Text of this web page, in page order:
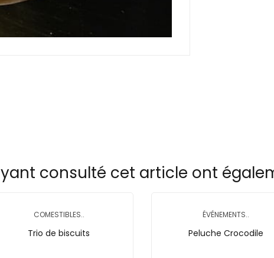
consulté cet article ont
COMESTIBLES..
Trio de biscuits
ÉVÉNEMENTS..
Peluche Crocodile